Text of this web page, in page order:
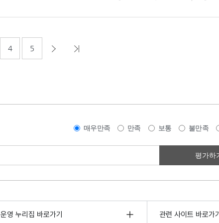
4 5
매우만족 만족 보통 불만족
운영 누리집 바로가기 관련 사이트 바로가기